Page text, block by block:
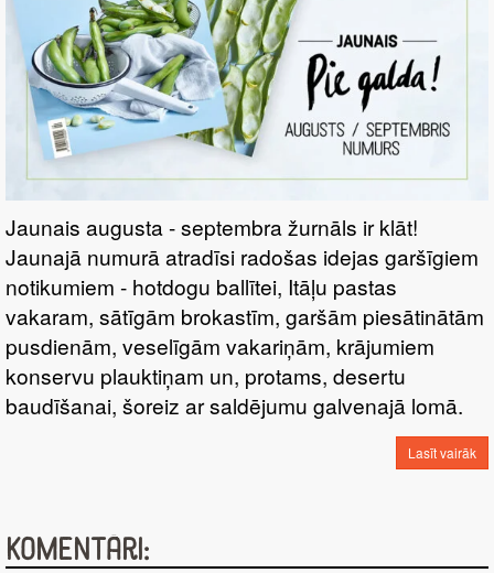
Jaunais augusta - septembra žurnāls ir klāt!
Jaunajā numurā atradīsi radošas idejas garšīgiem
notikumiem - hotdogu ballītei, Itāļu pastas
vakaram, sātīgām brokastīm, garšām piesātinātām
pusdienām, veselīgām vakariņām, krājumiem
konservu plauktiņam un, protams, desertu
baudīšanai, šoreiz ar saldējumu galvenajā lomā.
Lasīt vairāk
Komentāri: